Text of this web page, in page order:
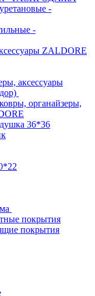
-
-
ZALDORE
аксессуары
органайзеры,
36*36
покрытия
покрытия